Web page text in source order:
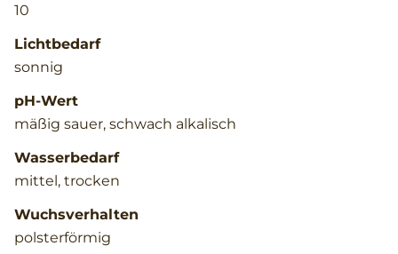
10
Lichtbedarf
sonnig
pH-Wert
mäßig sauer, schwach alkalisch
Wasserbedarf
mittel, trocken
Wuchsverhalten
polsterförmig